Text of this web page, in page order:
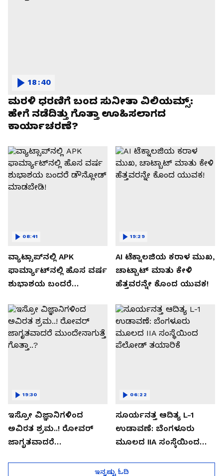
ಮರಳಿ ಧರಣಿಗೆ ಬಂದ ಸುನೀತಾ ವಿಲಿಯಮ್ಸ್:
ಹೇಗೆ ನಡೆದಿತ್ತು ಗೊತ್ತಾ ಊಹಿಸಲಾಗದ
ಕಾರ್ಯಾಚರಣೆ?
18:40
ವ್ಯಾಟ್ಸಾಪ್‌ನಲ್ಲಿ APK
ಫಾರ್ಮ್ಯಾಟ್‌ನಲ್ಲಿ ಹೊಸ ವರ್ಷ
ಶುಭಾಶಯ ಬಂದರೆ
08:41
AI ಟೆಕ್ನಾಲಜಿಯ ಕರಾಳ ಮುಖ,
ಚಾಟ್ಬಾಟ್ ಮಾತು ಕೇಳಿ
ಹೆತ್ತವರನ್ನೇ ಕೊಂದ ಯುವಕ!
19:29
ಇಸ್ರೋ ವಿಜ್ಞಾನಿಗಳಿಂದ
ಅವಿರತ ಶ್ರಮ..! ರೋವರ್
ಜಾಗೃತವಾದರೆ
19:30
ಸೂರ್ಯನತ್ತ ಆದಿತ್ಯ L-1
ಉಡಾವಣೆ: ಬೆಂಗಳೂರು
ಮೂಲದ IIA ಸಂಸ್ಥೆಯಿಂದ
06:22
ಇನ್ನಷ್ಟು ಓದಿ